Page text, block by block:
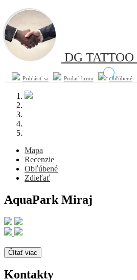
DG TATTOO
Prihlásiť sa Pridať firmu Obľúbené
Mapa
Recenzie
Obľúbené
Zdieľať
AquaPark Miraj
Čítať viac
Kontakty